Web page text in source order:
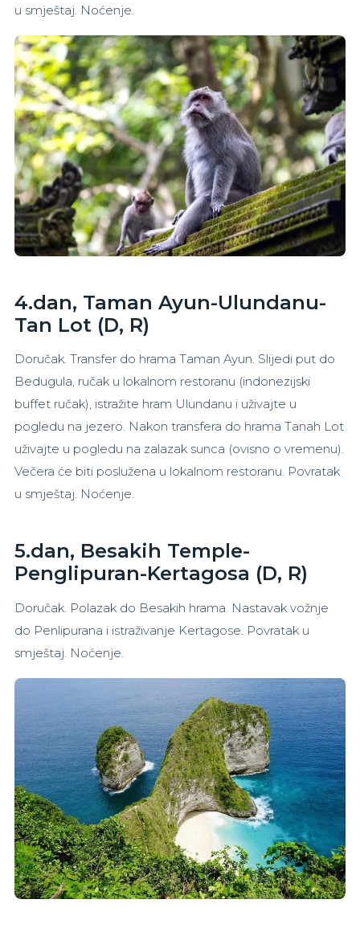
u smještaj. Noćenje.
4.dan, Taman Ayun-Ulundanu-
Tan Lot (D, R)
Doručak. Transfer do hrama Taman Ayun. Slijedi put do
Bedugula, ručak u lokalnom restoranu (indonezijski
buffet ručak), istražite hram Ulundanu i uživajte u
pogledu na jezero. Nakon transfera do hrama Tanah Lot
uživajte u pogledu na zalazak sunca (ovisno o vremenu).
Večera će biti poslužena u lokalnom restoranu. Povratak
u smještaj. Noćenje.
5.dan, Besakih Temple-
Penglipuran-Kertagosa (D, R)
Doručak. Polazak do Besakih hrama. Nastavak vožnje
do Penlipurana i istraživanje Kertagose. Povratak u
smještaj. Noćenje.